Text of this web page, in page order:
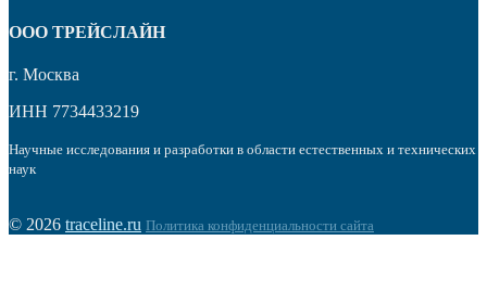
OOO ТРЕЙСЛАЙН
г. Москва
ИНН 7734433219
Научные исследования и разработки в области естественных и технических
наук
© 2026 traceline.ru Политика конфиденциальности сайта